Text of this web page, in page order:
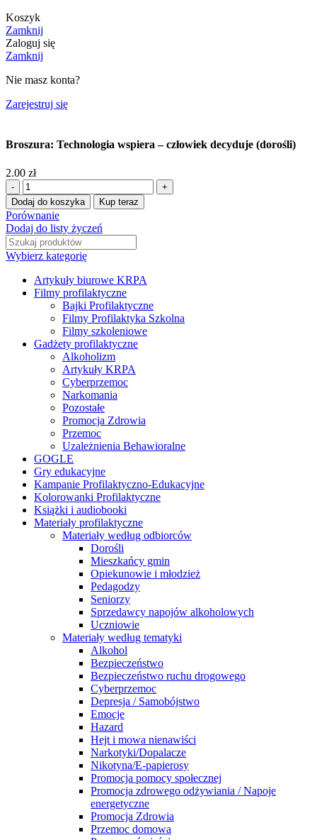
Koszyk
Zamknij
Zaloguj się
Zamknij
Nie masz konta?
Zarejestruj się
Broszura: Technologia wspiera – człowiek decyduje (dorośli)
2.00 zł
ilość
Broszura:
Technologia
wspiera
-
człowiek
decyduje
(dorośli)
Dodaj do koszyka Kup teraz
Porównanie
Dodaj do listy życzeń
Wybierz kategorię
Artykuły biurowe KRPA
Filmy profilaktyczne
Bajki Profilaktyczne
Filmy Profilaktyka Szkolna
Filmy szkoleniowe
Gadżety profilaktyczne
Alkoholizm
Artykuły KRPA
Cyberprzemoc
Narkomania
Pozostałe
Promocja Zdrowia
Przemoc
Uzależnienia Behawioralne
GOGLE
Gry edukacyjne
Kampanie Profilaktyczno-Edukacyjne
Kolorowanki Profilaktyczne
Książki i audiobooki
Materiały profilaktyczne
Materiały według odbiorców
Dorośli
Mieszkańcy gmin
Opiekunowie i młodzież
Pedagodzy
Seniorzy
Sprzedawcy napojów alkoholowych
Uczniowie
Materiały według tematyki
Alkohol
Bezpieczeństwo
Bezpieczeństwo ruchu drogowego
Cyberprzemoc
Depresja / Samobójstwo
Emocje
Hazard
Hejt i mowa nienawiści
Narkotyki/Dopalacze
Nikotyna/E-papierosy
Promocja pomocy społecznej
Promocja zdrowego odżywiania / Napoje
energetyczne
Promocja Zdrowia
Przemoc domowa